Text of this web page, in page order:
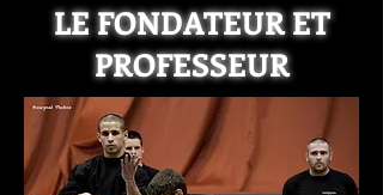
LE FONDATEUR ET
PROFESSEUR